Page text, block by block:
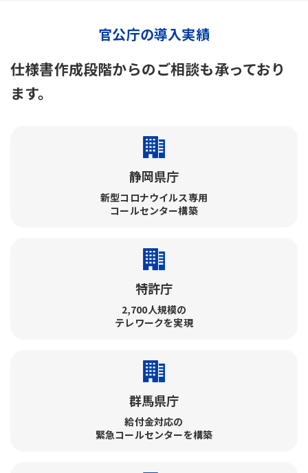
官公庁の導入実績
仕様書作成段階からのご相談も承っており
ます。
静岡県庁
新型コロナウイルス専用
コールセンター構築
特許庁
2,700人規模の
テレワークを実現
群馬県庁
給付金対応の
緊急コールセンターを構築